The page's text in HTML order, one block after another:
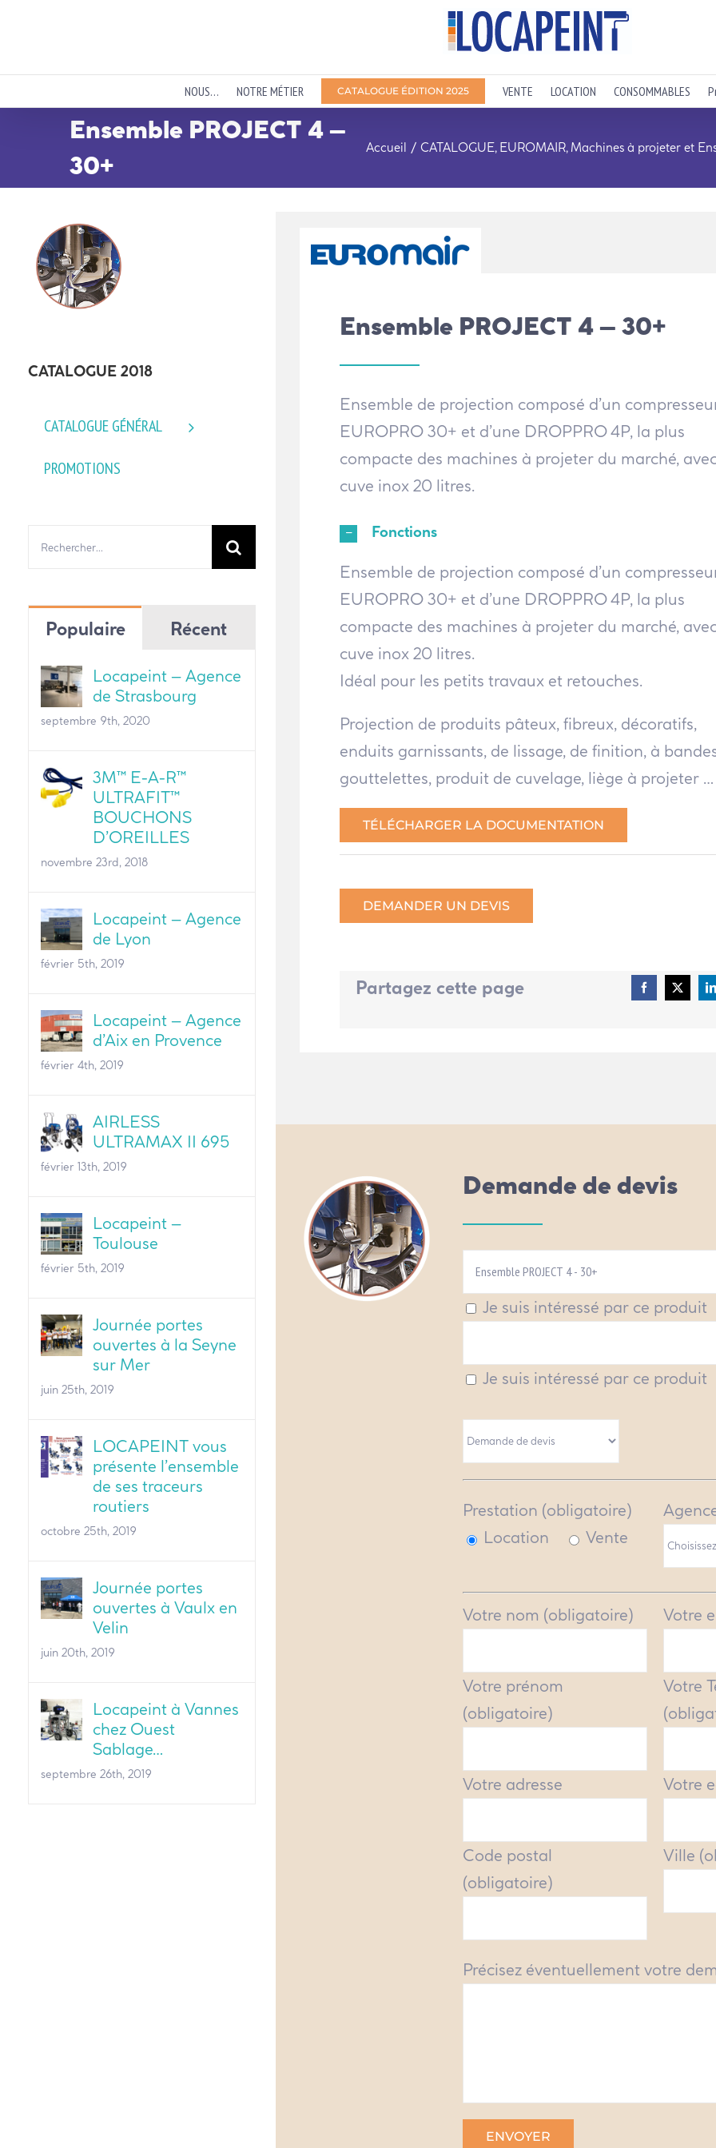
NOUS… NOTRE MÉTIER CATALOGUE ÉDITION 2025 VENTE LOCATION CONSOMMABLES
Ensemble PROJECT 4 –
30+
Accueil CATALOGUE EUROMAIR Machines à projeter et
Ensemble PROJECT 4 – 30+
Ensemble de projection composé d’un
EUROPRO 30+ et d’une DROPPRO 4P, la plus
compacte des machines à projeter du marché,
cuve inox 20 litres.
Fonctions
Ensemble de projection composé d’un
EUROPRO 30+ et d’une DROPPRO 4P, la plus
compacte des machines à projeter du marché,
cuve inox 20 litres.
Idéal pour les petits travaux et retouches.
Projection de produits pâteux, fibreux, décoratifs,
enduits garnissants, de lissage, de finition, à
gouttelettes, produit de cuvelage, liège à projeter …
TÉLÉCHARGER LA DOCUMENTATION
DEMANDER UN DEVIS
Partagez cette page
Demande de devis
Je suis intéressé par ce produit
Je suis intéressé par ce produit
Prestation (obligatoire)
Location
Vente
Votre nom (obligatoire)
Votre prénom
(obligatoire)
Votre adresse
Code postal
(obligatoire)
Votre
Votre
Votre
Ville
Précisez éventuellement votre
CATALOGUE 2018
CATALOGUE GÉNÉRAL
PROMOTIONS
Populaire Récent
Locapeint – Agence
de Strasbourg
septembre 9th, 2020
3M™ E-A-R™
ULTRAFIT™
BOUCHONS
D’OREILLES
novembre 23rd, 2018
Locapeint – Agence
de Lyon
février 5th, 2019
Locapeint – Agence
d’Aix en Provence
février 4th, 2019
AIRLESS
ULTRAMAX II 695
février 13th, 2019
Locapeint –
Toulouse
février 5th, 2019
Journée portes
ouvertes à la Seyne
sur Mer
juin 25th, 2019
LOCAPEINT vous
présente l’ensemble
de ses traceurs
routiers
octobre 25th, 2019
Journée portes
ouvertes à Vaulx en
Velin
juin 20th, 2019
Locapeint à Vannes
chez Ouest
Sablage…
septembre 26th, 2019